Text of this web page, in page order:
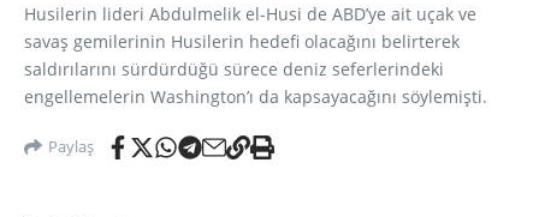
Husilerin lideri Abdulmelik el-Husi de ABD’ye ait uçak ve
savaş gemilerinin Husilerin hedefi olacağını belirterek
saldırılarını sürdürdüğü sürece deniz seferlerindeki
engellemelerin Washington’ı da kapsayacağını söylemişti.
Paylaş